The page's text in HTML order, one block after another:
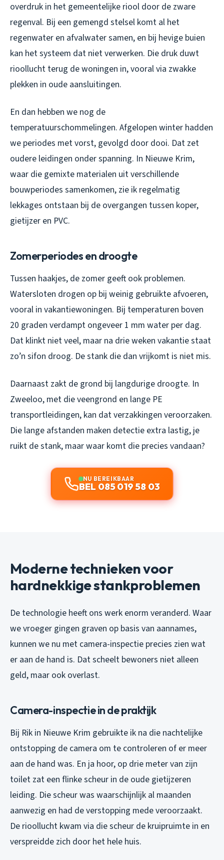
overdruk in het gemeentelijke riool door de zware
regenval. Bij een gemengd stelsel komt al het
regenwater en afvalwater samen, en bij hevige buien
kan het systeem dat niet verwerken. Die druk duwt
rioollucht terug de woningen in, vooral via zwakke
plekken in oude aansluitingen.
En dan hebben we nog de
temperatuurschommelingen. Afgelopen winter hadden
we periodes met vorst, gevolgd door dooi. Dat zet
oudere leidingen onder spanning. In Nieuwe Krim,
waar die gemixte materialen uit verschillende
bouwperiodes samenkomen, zie ik regelmatig
lekkages ontstaan bij de overgangen tussen koper,
gietijzer en PVC.
Zomerperiodes en droogte
Tussen haakjes, de zomer geeft ook problemen.
Watersloten drogen op bij weinig gebruikte afvoeren,
vooral in vakantiewoningen. Bij temperaturen boven
20 graden verdampt ongeveer 1 mm water per dag.
Dat klinkt niet veel, maar na drie weken vakantie staat
zo’n sifon droog. De stank die dan vrijkomt is niet mis.
Daarnaast zakt de grond bij langdurige droogte. In
Zweeloo, met die veengrond en lange PE
transportleidingen, kan dat verzakkingen veroorzaken.
Die lange afstanden maken detectie extra lastig, je
ruikt de stank, maar waar komt die precies vandaan?
NU BEREIKBAAR
BEL 085 019 58 03
Moderne technieken voor
hardnekkige stankproblemen
De technologie heeft ons werk enorm veranderd. Waar
we vroeger gingen graven op basis van aannames,
kunnen we nu met camera-inspectie precies zien wat
er aan de hand is. Dat scheelt bewoners niet alleen
geld, maar ook overlast.
Camera-inspectie in de praktijk
Bij Rik in Nieuwe Krim gebruikte ik na die nachtelijke
ontstopping de camera om te controleren of er meer
aan de hand was. En ja hoor, op drie meter van zijn
toilet zat een flinke scheur in de oude gietijzeren
leiding. Die scheur was waarschijnlijk al maanden
aanwezig en had de verstopping mede veroorzaakt.
De rioollucht kwam via die scheur de kruipruimte in en
verspreidde zich door het hele huis.